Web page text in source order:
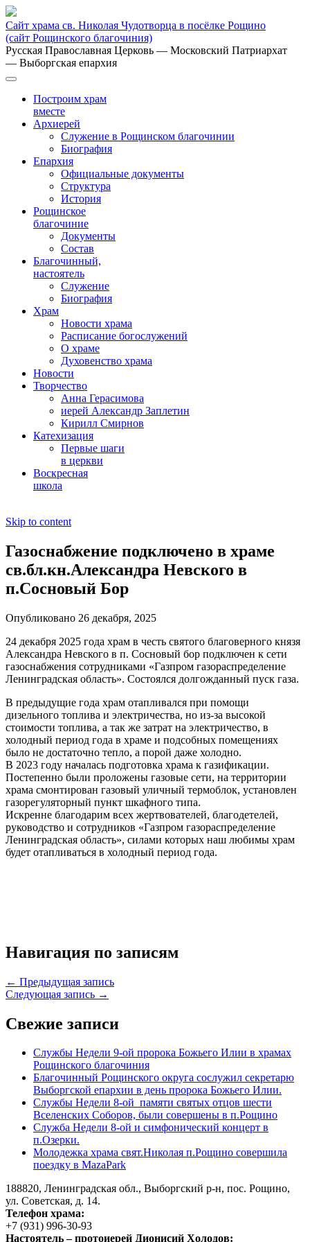
Сайт храма св. Николая Чудотворца в посёлке Рощино
(сайт Рощинского благочиния)
Русская Православная Церковь — Московский Патриархат
— Выборгская епархия
Построим храм
вместе
Архиерей
Служение в Рощинском благочинии
Биография
Епархия
Официальные документы
Структура
История
Рощинское
благочиние
Документы
Состав
Благочинный,
настоятель
Служение
Биография
Храм
Новости храма
Расписание богослужений
О храме
Духовенство храма
Новости
Творчество
Анна Герасимова
иерей Александр Заплетин
Кирилл Смирнов
Катехизация
Первые шаги
в церкви
Воскресная
школа
Skip to content
Газоснабжение подключено в храме
св.бл.кн.Александра Невского в
п.Сосновый Бор
Опубликовано 26 декабря, 2025
24 декабря 2025 года храм в честь святого благоверного князя
Александра Невского в п. Сосновый бор подключен к сети
газоснабжения сотрудниками «Газпром газораспределение
Ленинградская область». Состоялся долгожданный пуск газа.
В предыдущие года храм отапливался при помощи
дизельного топлива и электричества, но из-за высокой
стоимости топлива, а так же затрат на электричество, в
холодный период года в храме и подсобных помещениях
было не достаточно тепло, а порой даже холодно.
В 2023 году началась подготовка храма к газификации.
Постепенно были проложены газовые сети, на территории
храма смонтирован газовый уличный термоблок, установлен
газорегуляторный пункт шкафного типа.
Искренне благодарим всех жертвователей, благодетелей,
руководство и сотрудников «Газпром газораспределение
Ленинградская область», силами которых наш любимы храм
будет отапливаться в холодный период года.
Навигация по записям
← Предыдущая запись
Следующая запись →
Свежие записи
Службы Недели 9-ой пророка Божьего Илии в храмах
Рощинского благочиния
Благочинный Рощинского округа сослужил секретарю
Выборгской епархии в день пророка Божьего Илии.
Службы Недели 8-ой памяти святых отцов шести
Вселенских Соборов, были совершены в п.Рощино
Служба Недели 8-ой и симфонический концерт в
п.Озерки.
Молодежка храма свят.Николая п.Рощино совершила
поездку в MazaPark
188820, Ленинградская обл., Выборгский р-н, пос. Рощино,
ул. Советская, д. 14.
Телефон храма:
+7 (931) 996-30-93
Настоятель – протоиерей Дионисий Холодов: